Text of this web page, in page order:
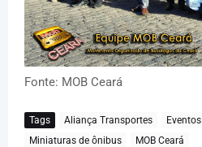
Fonte: MOB Ceará
Tags Aliança Transportes Eventos
Miniaturas de ônibus
MOB Ceará